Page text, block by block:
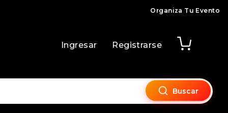
Organiza Tu Evento
Ingresar Registrarse
Buscar